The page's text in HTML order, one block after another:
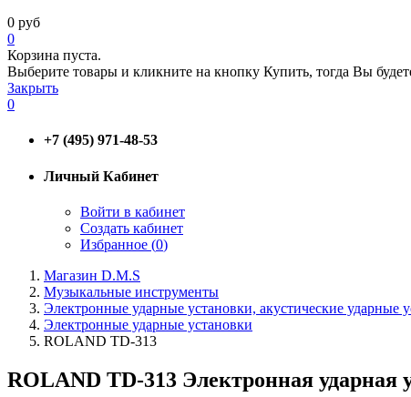
0 руб
0
Корзина пуста.
Выберите товары и кликните на кнопку Купить, тогда Вы
Закрыть
0
+7 (495) 971-48-53
Личный Кабинет
Войти в кабинет
Создать кабинет
Избранное (0)
Магазин D.M.S
Музыкальные инструменты
Электронные ударные установки, акустические ударные
Электронные ударные установки
ROLAND TD-313
ROLAND TD-313 Электронная ударная